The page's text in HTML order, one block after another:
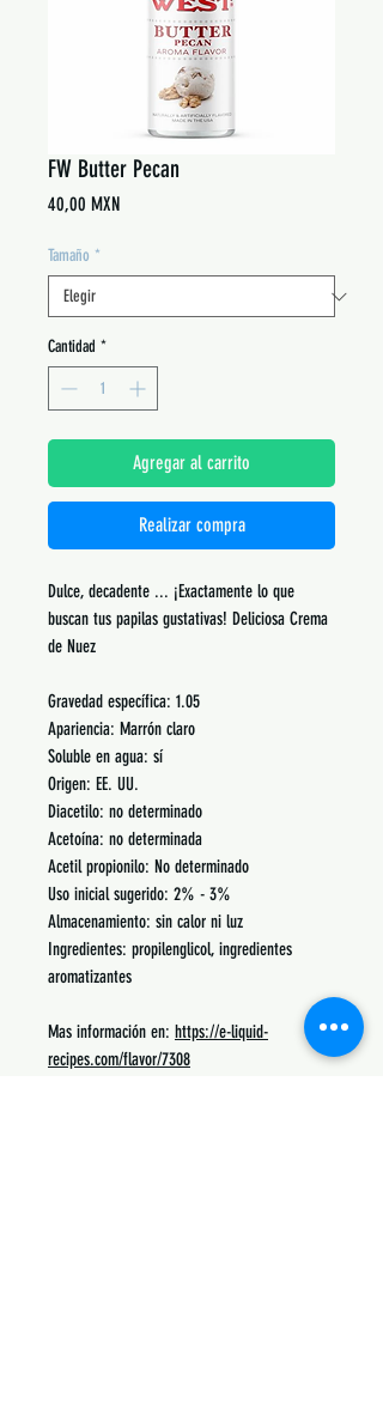
FW Butter Pecan
40,00 MXNPrecio
Tamaño *
Cantidad *
Agregar al carrito
Realizar compra
Dulce, decadente ... ¡Exactamente lo que
buscan tus papilas gustativas! Deliciosa Crema
de Nuez
Gravedad específica: 1.05
Apariencia: Marrón claro
Soluble en agua: sí
Origen: EE. UU.
Diacetilo: no determinado
Acetoína: no determinada
Acetil propionilo: No determinado
Uso inicial sugerido: 2% - 3%
Almacenamiento: sin calor ni luz
Ingredientes: propilenglicol, ingredientes
aromatizantes
Mas información en: https://e-liquid-
recipes.com/flavor/7308